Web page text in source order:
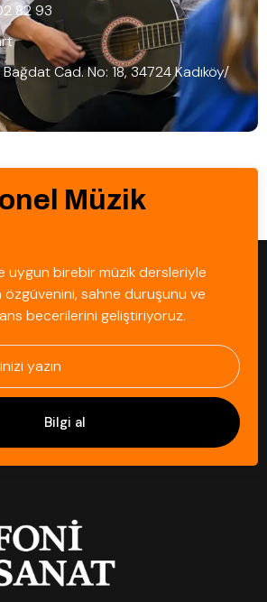
82 93
Cad. No: 18, 34724 Kadıköy/
Müzik
uygun birebir müzik dersleriyle
sahne duruşunu ve
becerilerini geliştiriyoruz.
Bilgi al